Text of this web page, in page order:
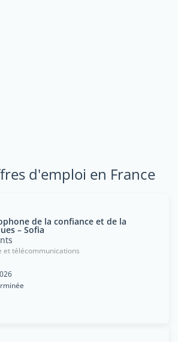
d'emploi en France
de la confiance et de la
– Sofia
et télécommunications